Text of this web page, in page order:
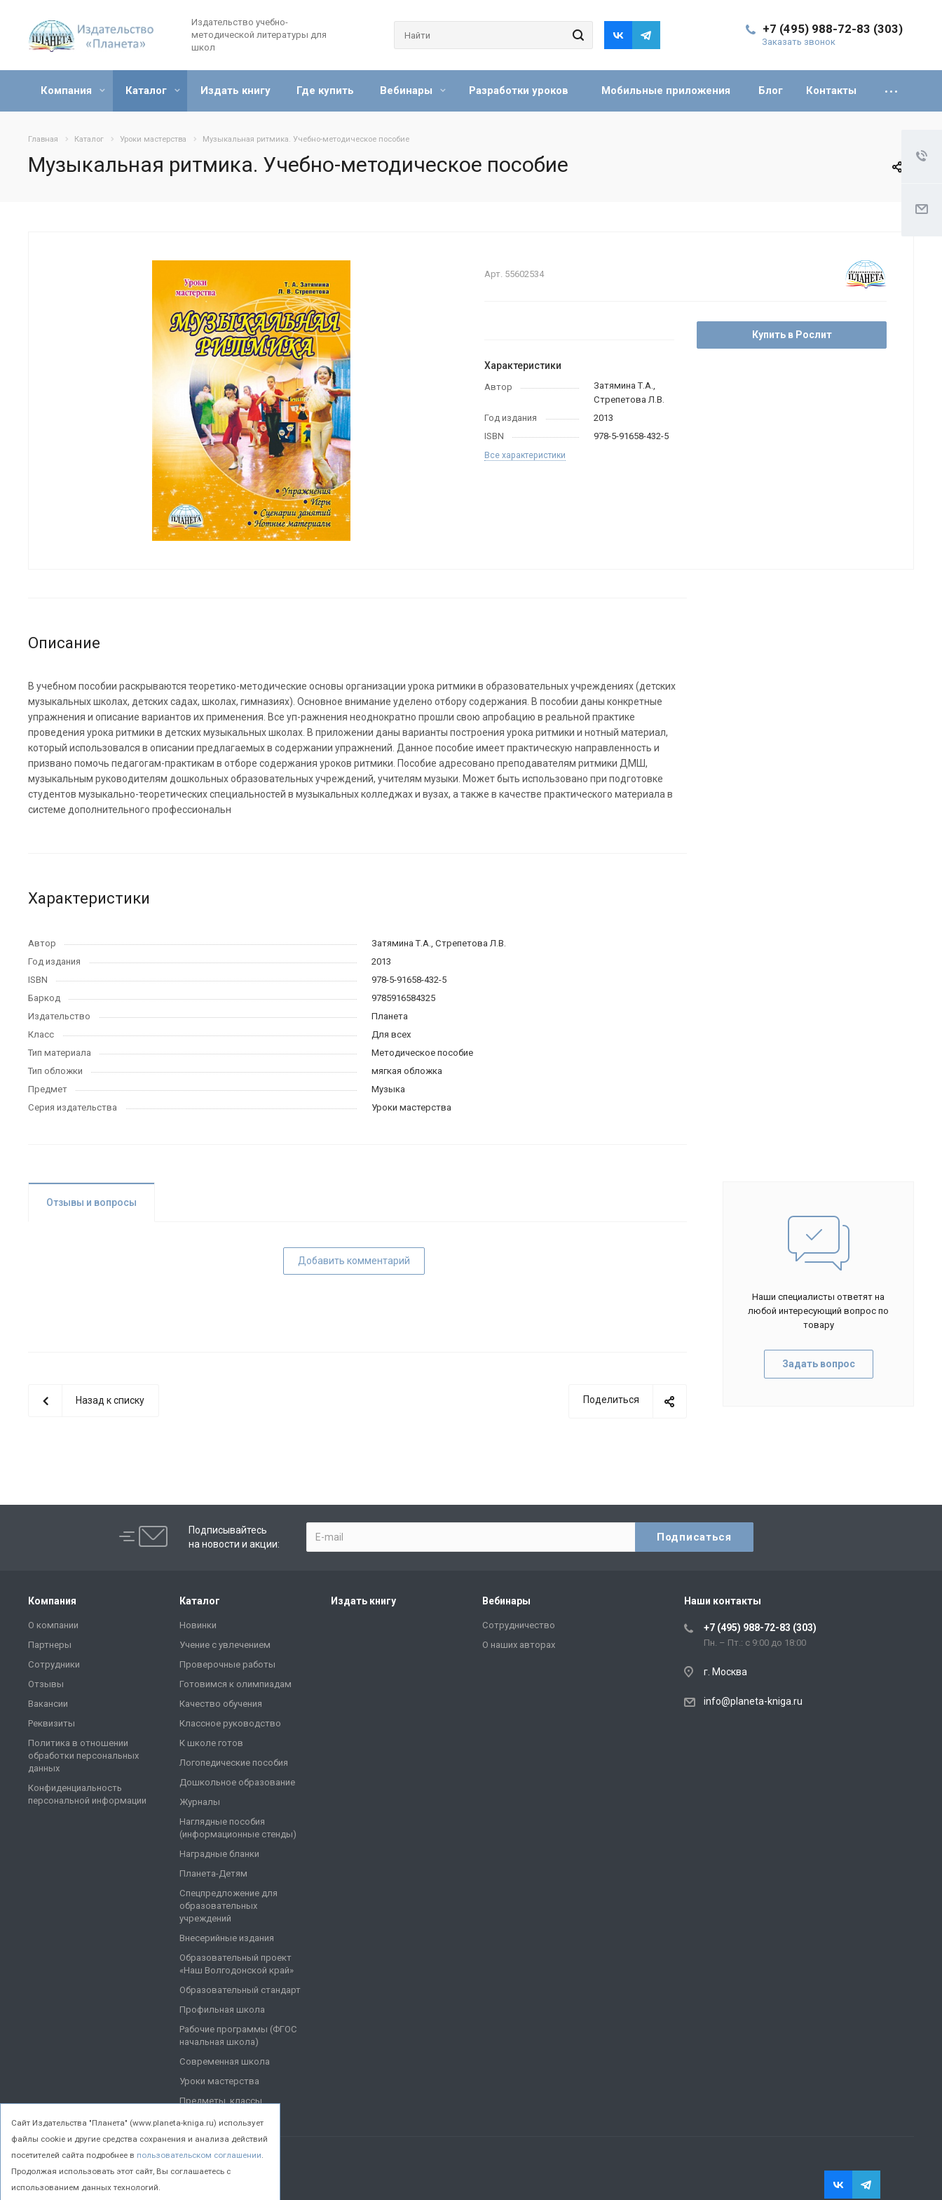
Издательство учебно-
методической литературы для
школ
+7 (495) 988-72-83 (303)
Заказать звонок
Компания Каталог Издать книгу Где купить Вебинары Разработки уроков Мобильные приложения Блог Контакты
Главная Каталог Уроки мастерства Музыкальная ритмика. Учебно-методическое пособие
Музыкальная ритмика. Учебно-методическое пособие
Арт. 55602534
Характеристики
Автор
Затямина Т.А.,
Стрепетова Л.В.
Год издания
2013
ISBN
978-5-91658-432-5
Все характеристики
Купить в Рослит
Описание
В учебном пособии раскрываются теоретико-методические основы организации урока ритмики в образовательных учреждениях (детских
музыкальных школах, детских садах, школах, гимназиях). Основное внимание уделено отбору содержания. В пособии даны конкретные
упражнения и описание вариантов их применения. Все уп-ражнения неоднократно прошли свою апробацию в реальной практике
проведения урока ритмики в детских музыкальных школах. В приложении даны варианты построения урока ритмики и нотный материал,
который использовался в описании предлагаемых в содержании упражнений. Данное пособие имеет практическую направленность и
призвано помочь педагогам-практикам в отборе содержания уроков ритмики. Пособие адресовано преподавателям ритмики ДМШ,
музыкальным руководителям дошкольных образовательных учреждений, учителям музыки. Может быть использовано при подготовке
студентов музыкально-теоретических специальностей в музыкальных колледжах и вузах, а также в качестве практического материала в
системе дополнительного профессиональн
Характеристики
Автор
Затямина Т.А., Стрепетова Л.В.
Год издания
2013
ISBN
978-5-91658-432-5
Баркод
9785916584325
Издательство
Планета
Класс
Для всех
Тип материала
Методическое пособие
Тип обложки
мягкая обложка
Предмет
Музыка
Серия издательства
Уроки мастерства
Отзывы и вопросы
Добавить комментарий
Наши специалисты ответят на
любой интересующий вопрос по
товару
Задать вопрос
Поделиться
Назад к списку
Подписывайтесь
на новости и акции:
Компания
О компании
Партнеры
Сотрудники
Отзывы
Вакансии
Реквизиты
Политика в отношении
обработки персональных
данных
Конфиденциальность
персональной информации
Каталог
Новинки
Учение с увлечением
Проверочные работы
Готовимся к олимпиадам
Качество обучения
Классное руководство
К школе готов
Логопедические пособия
Дошкольное образование
Журналы
Наглядные пособия
(информационные стенды)
Наградные бланки
Планета-Детям
Спецпредложение для
образовательных
учреждений
Внесерийные издания
Образовательный проект
«Наш Волгодонской край»
Образовательный стандарт
Профильная школа
Рабочие программы (ФГОС
начальная школа)
Современная школа
Уроки мастерства
Предметы, классы
Издать книгу Вебинары
Сотрудничество
О наших авторах
Наши контакты
+7 (495) 988-72-83 (303)
Пн. – Пт.: с 9:00 до 18:00
г. Москва
info@planeta-kniga.ru
Cайт Издательства "Планета" (www.planeta-kniga.ru) использует
файлы cookie и другие средства сохранения и анализа действий
посетителей сайта подробнее в пользовательском соглашении.
Продолжая использовать этот сайт, Вы соглашаетесь с
использованием данных технологий.